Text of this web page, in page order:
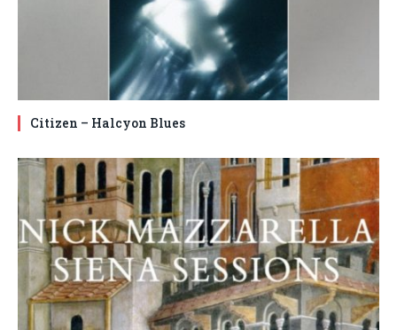
Citizen – Halcyon Blues